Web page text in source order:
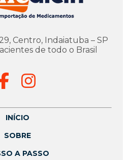
Centro, Indaiatuba – SP
de todo o Brasil
INÍCIO
SOBRE
A PASSO